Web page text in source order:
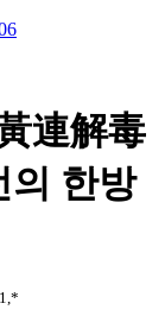
連解毒
의 한방
1 *